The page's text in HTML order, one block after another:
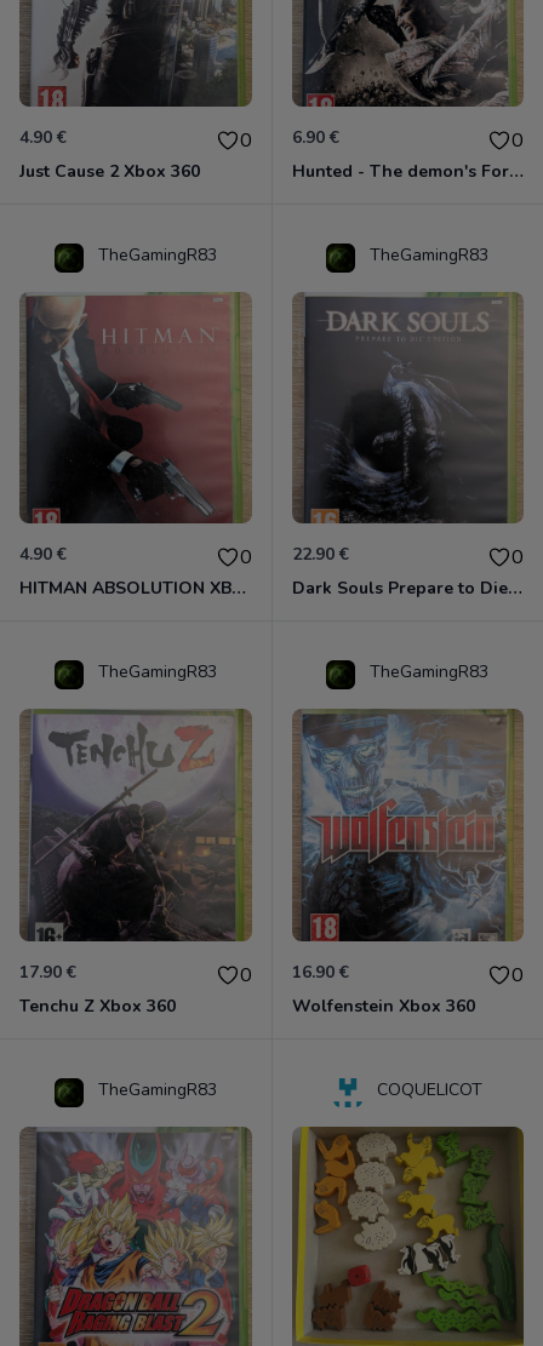
4.90 € 0
Just Cause 2 Xbox 360
6.90 € 0
Hunted - The demon's Forge Xbox 360 (Complet CIB)
TheGamingR83
4.90 € 0
HITMAN ABSOLUTION XBOX 360
TheGamingR83
22.90 € 0
Dark Souls Prepare to Die Edition XBOX 360
TheGamingR83
17.90 € 0
Tenchu Z Xbox 360
TheGamingR83
16.90 € 0
Wolfenstein Xbox 360
TheGamingR83 COQUELICOT